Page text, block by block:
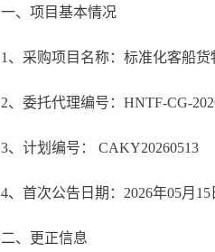
一、项目基本情况
1、采购项目名称：标准化客船货
2、委托代理编号：HNTF-CG-
3、计划编号： CAKY20260513
4、首次公告日期：2026年05月15
二、更正信息